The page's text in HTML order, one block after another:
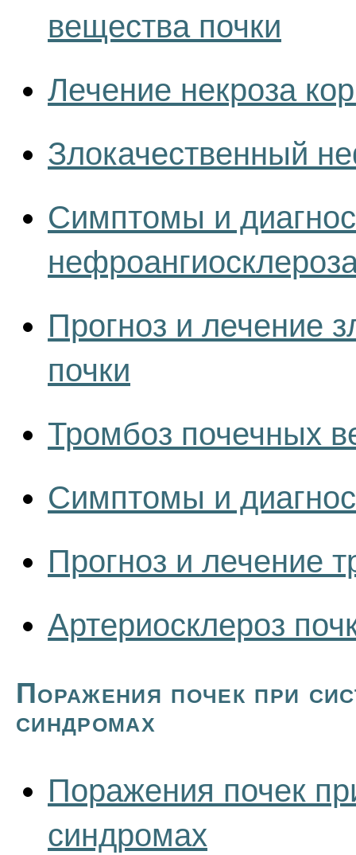
вещества почки
Лечение некроза
Злокачественный
Симптомы и
Прогноз и лечение
почки
Тромбоз почечных
Симптомы и
Прогноз и лечение
Артериосклероз
Поражения почек при
синдромах
Поражения почек
синдромах